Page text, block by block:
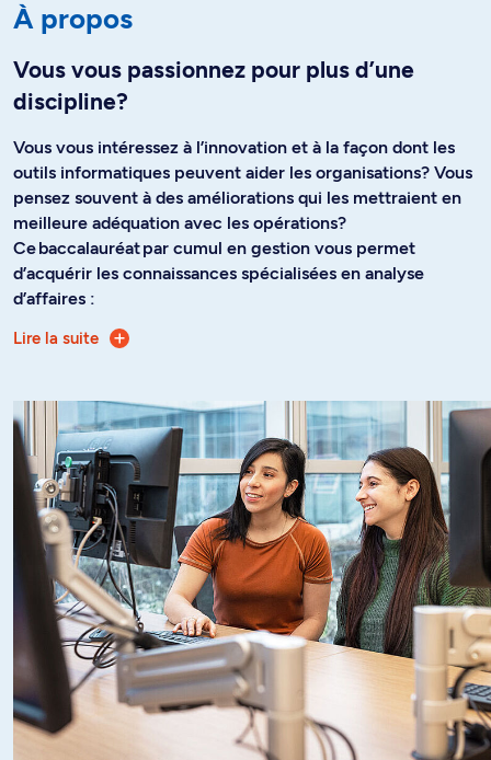
À propos
Vous vous passionnez pour plus d’une
discipline?
Vous vous intéressez à l’innovation et à la façon dont les
outils informatiques peuvent aider les organisations? Vous
pensez souvent à des améliorations qui les mettraient en
meilleure adéquation avec les opérations?
Ce baccalauréat par cumul en gestion vous permet
d’acquérir les connaissances spécialisées en analyse
d’affaires :
Exploration des principales fonctions des
l’information
Acquisition d’une maîtrise des méthodologies et outils
d’analyse en vue de l’optimisation des processus et
des opérations
Ce baccalauréat par cumul en gestion vous donne la
possibilité d’obtenir des certifications TERP 10 de SAP ou
de l’IIBA. Vous pourrez conjuguer votre expertise actuelle
et les connaissances acquises au baccalauréat en vue de
vous spécialiser dans l’analyse d’affaires dans votre
domaine de compétence.
Lire la suite